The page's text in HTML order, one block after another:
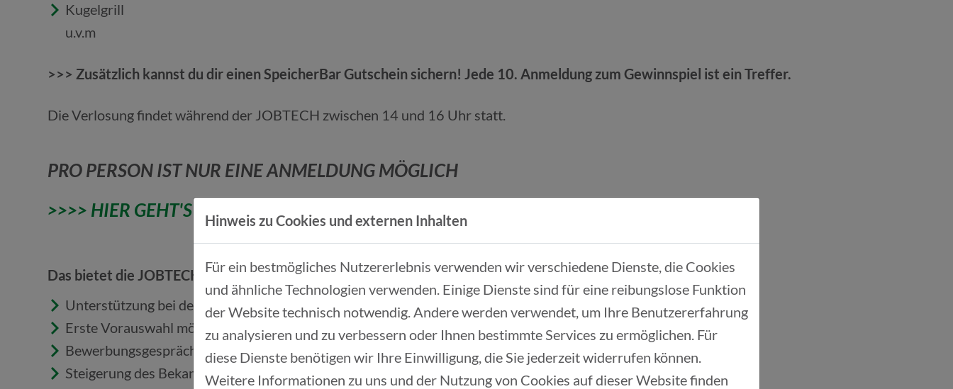
Kugelgrill
u.v.m
>>> Zusätzlich kannst du dir einen SpeicherBar Gutschein sichern! Jede 10. Anmeldung zum Gewinnspiel ist ein Treffer.
Die Verlosung findet während der JOBTECH zwischen 14 und 16 Uhr statt.
PRO PERSON IST NUR EINE ANMELDUNG MÖGLICH
>>>> HIER GEHT'S ZUM GEWINNSPIEL!
Das bietet die JOBTECH für Unternehmen:
Unterstützung bei der Suche nach qualifizierten Mitarbeiter:innen
Erste Vorauswahl möglicher Bewerber:innen
Bewerbungsgespräche mit potenziellen Mitarbeiter:innen, Werkstudent:innen oder Praktikant:innen
Steigerung des Bekanntheitsgrades
Hinweis zu Cookies und externen Inhalten
Für ein bestmögliches Nutzererlebnis verwenden wir verschiedene Dienste, die Cookies
und ähnliche Technologien verwenden. Einige Dienste sind für eine reibungslose Funktion
der Website technisch notwendig. Andere werden verwendet, um Ihre Benutzererfahrung
zu analysieren und zu verbessern oder Ihnen bestimmte Services zu ermöglichen. Für
diese Dienste benötigen wir Ihre Einwilligung, die Sie jederzeit widerrufen können.
Weitere Informationen zu uns und der Nutzung von Cookies auf dieser Website finden